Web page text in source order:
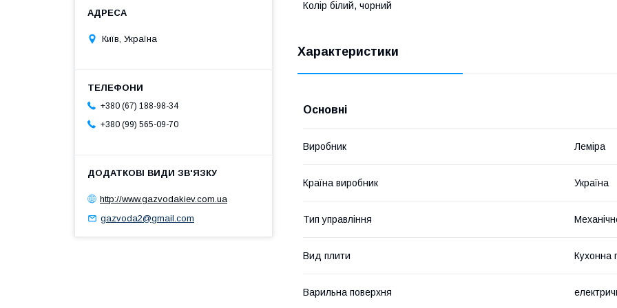
Колір білий, чорний
Характеристики
Основні
Виробник Леміра
Країна виробник Україна
Тип управління
Вид плити Кухонна
Варильна поверхня
Київ, Україна
+380 (67) 188-98-34
+380 (99) 565-09-70
http://www.gazvodakiev.com.ua
gazvoda2@gmail.com